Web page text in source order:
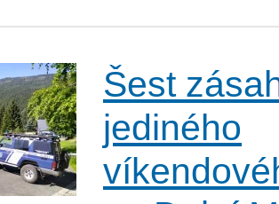
Šest
jediného